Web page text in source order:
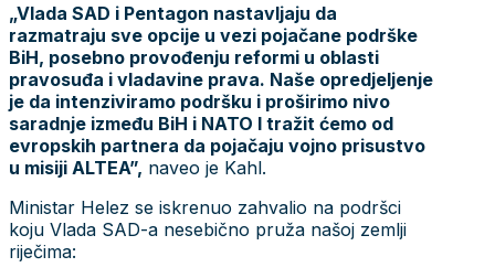
„Vlada SAD i Pentagon nastavljaju da
razmatraju sve opcije u vezi pojačane podrške
BiH, posebno provođenju reformi u oblasti
pravosuđa i vladavine prava. Naše opredjeljenje
je da intenziviramo podršku i proširimo nivo
saradnje između BiH i NATO I tražit ćemo od
evropskih partnera da pojačaju vojno prisustvo
u misiji ALTEA”, naveo je Kahl.
Ministar Helez se iskrenuo zahvalio na podršci
koju Vlada SAD-a nesebično pruža našoj zemlji
riječima: